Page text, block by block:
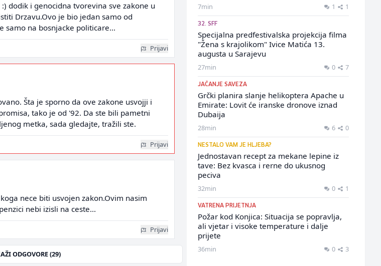
dodik i genocidna tvorevina sve zakone u
Drzavu.Ovo je bio jedan samo od
samo na bosnjacke politicare...
Prijavi
Šta je sporno da ove zakone usvojji i
tako je od '92. Da ste bili pametni
metka, sada gledajte, tražili ste.
Prijavi
nece biti usvojen zakon.Ovim nasim
nebi izisli na ceste...
Prijavi
ODGOVORE (29)
7min 1 1
32. SFF
Specijalna predfestivalska projekcija filma
"Žena s krajolikom" Ivice Matića 13.
augusta u Sarajevu
27min 0 7
JAČANJE SAVEZA
Grčki planira slanje helikoptera Apache u
Emirate: Lovit će iranske dronove iznad
Dubaija
28min 6 0
NESTALO VAM JE HLJEBA?
Jednostavan recept za mekane lepine iz
tave: Bez kvasca i rerne do ukusnog
peciva
32min 0 1
VATRENA PRIJETNJA
Požar kod Konjica: Situacija se popravlja,
ali vjetar i visoke temperature i dalje
prijete
36min 0 3